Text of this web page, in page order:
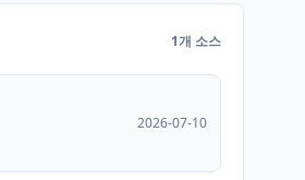
1개 소스
2026-07-10